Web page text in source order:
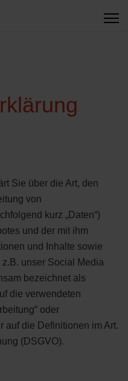
Sie über die Art, den
von
kurz „Daten“)
und der mit ihm
und Inhalte sowie
unser Social Media
bezeichnet als
die verwendeten
oder
auf die Definitionen im Art.
(DSGVO).